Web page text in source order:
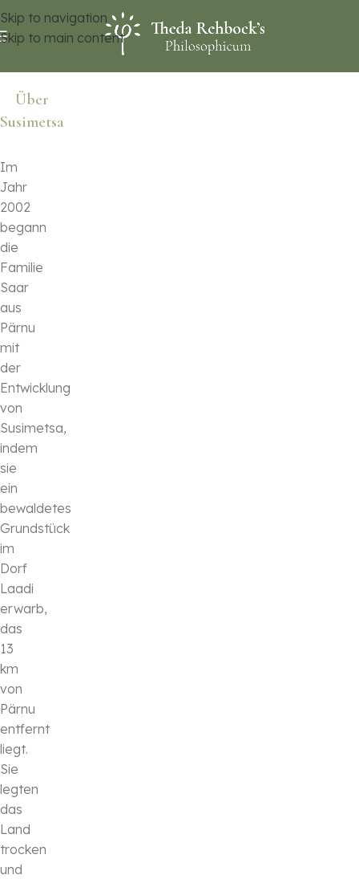
Skip to navigation
Skip to main content
Über
Susimetsa
Im
Jahr
2002
begann
die
Familie
Saar
aus
Pärnu
mit
der
Entwicklung
von
Susimetsa,
indem
sie
ein
bewaldetes
Grundstück
im
Dorf
Laadi
erwarb,
das
13
km
von
Pärnu
entfernt
liegt.
Sie
legten
das
Land
trocken
und